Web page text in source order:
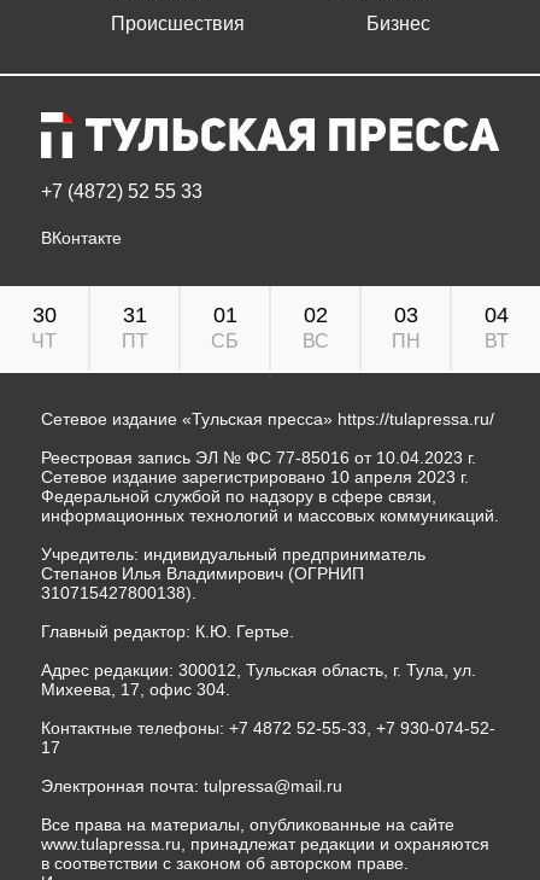
Происшествия
Бизнес
+7 (4872) 52 55 33
ВКонтакте
30
ЧТ
31
ПТ
01
СБ
02
ВС
03
ПН
04
ВТ
Сетевое издание «Тульская пресса» https://tulapressa.ru/
Реестровая запись ЭЛ № ФС 77-85016 от 10.04.2023 г.
Сетевое издание зарегистрировано 10 апреля 2023 г.
Федеральной службой по надзору в сфере связи,
информационных технологий и массовых коммуникаций.
Учредитель: индивидуальный предприниматель
Степанов Илья Владимирович (ОГРНИП
310715427800138).
Главный редактор: К.Ю. Гертье.
Адрес редакции: 300012, Тульская область, г. Тула, ул.
Михеева, 17, офис 304.
Контактные телефоны: +7 4872 52-55-33, +7 930-074-52-
17
Электронная почта: tulpressa@mail.ru
Все права на материалы, опубликованные на сайте
www.tulapressa.ru, принадлежат редакции и охраняются
в соответствии с законом об авторском праве.